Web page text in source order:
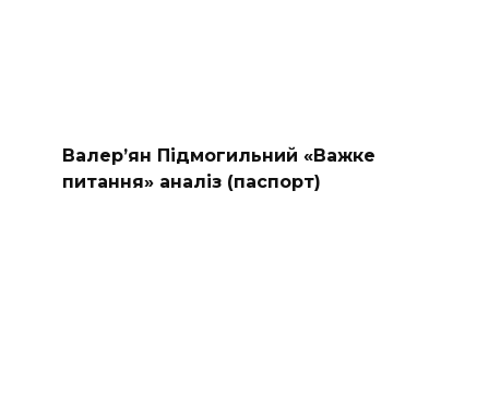
Валер’ян Підмогильний «Важке
питання» аналіз (паспорт)